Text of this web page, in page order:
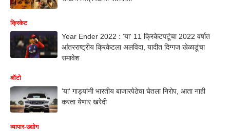
क्रिकेट
Year Ender 2022 : 'या' 11 क्रिकेटपटूंचा 2022 वर्षात
आंतरराष्ट्रीय क्रिकेटला अलविदा, यादीत दिग्गज खेळाडूंचा
समावेश
ऑटो
'या' गाड्यांनी भारतीय बाजारपेठेचा घेतला निरोप, आता नाही
करता येणार खरेदी
व्यापार-उद्योग